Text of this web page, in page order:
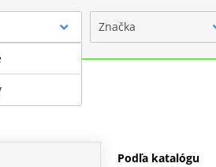
Značka
Podľa katalógu